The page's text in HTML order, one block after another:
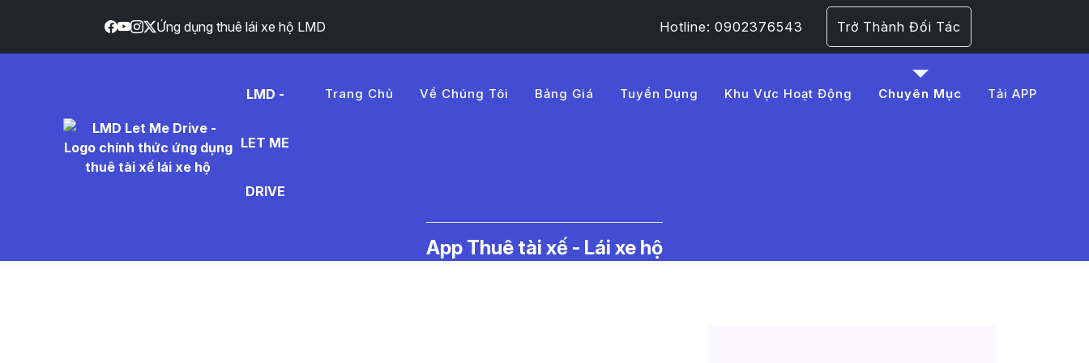
Ứng dụng thuê lái xe hộ LMD Hotline: 0902376543 Trở Thành Đối Tác
LMD -
LET ME
DRIVE
Trang Chủ Về Chúng Tôi Bảng Giá Tuyển Dụng Khu Vực Hoạt Động Chuyên Mục Tải APP
App Thuê tài xế - Lái xe hộ
- Tin Tức Thuê Tài Xế Lái Xe Hộ | LMD - Trang 1​